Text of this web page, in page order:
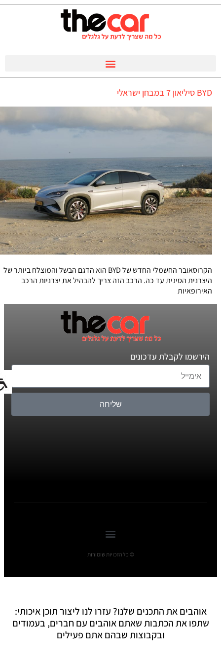
BYD סיליאון 7 במבחן ישראלי
הקרוסאובר החשמלי החדש של BYD הוא הדגם הבשל והמוצלח ביותר של
היצרנית הסינית עד כה. הרכב הזה צריך להבהיל את יצרניות הרכב
האירופאיות
הירשמו לקבלת עדכונים
שליחה
© כל הזכויות שומורות
אוהבים את התכנים שלנו? עזרו לנו ליצור תוכן איכותי:
שתפו את הכתבות שאתם אוהבים עם חברים, בעמודים
ובקבוצות שבהם אתם פעילים